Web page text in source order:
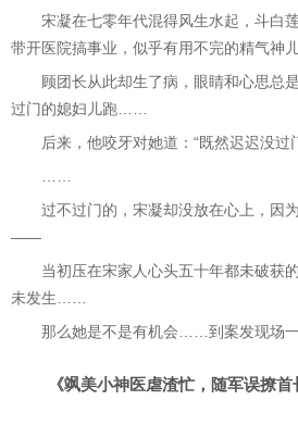
宋凝在七零年代混得风生水起，斗
带开医院搞事业，似乎有用不完的精气神儿
顾团长从此却生了病，眼睛和心思总
过门的媳妇儿跑……
后来，他咬牙对她道：“既然迟迟没
过不过门的，宋凝却没放在心上，因
——
当初压在宋家人心头五十年都未破获
未发生……
那么她是不是有机会……到案发现场
《飒美小神医虐渣忙，随军误撩